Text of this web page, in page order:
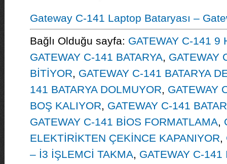
Gateway C-141 Laptop Bataryası –
Bağlı Olduğu sayfa: GATEWAY C-141 9
GATEWAY C-141 BATARYA, GATEWAY
BİTİYOR, GATEWAY C-141 BATARYA
141 BATARYA DOLMUYOR, GATEWAY
BOŞ KALIYOR, GATEWAY C-141
GATEWAY C-141 BİOS FORMATLAMA,
ELEKTİRİKTEN ÇEKİNCE KAPANIYOR,
– İ3 İŞLEMCİ TAKMA, GATEWAY C-